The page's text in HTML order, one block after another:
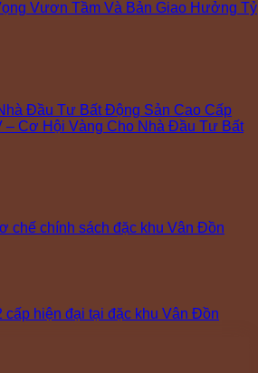
Vươn Tầm Và Bản Giao Hưởng Tỷ
Đầu Tư Bất Động Sản Cao Cấp
Cơ Hội Vàng Cho Nhà Đầu Tư Bất
chế chính sách đặc khu Vân Đồn
hiện đại tại đặc khu Vân Đồn